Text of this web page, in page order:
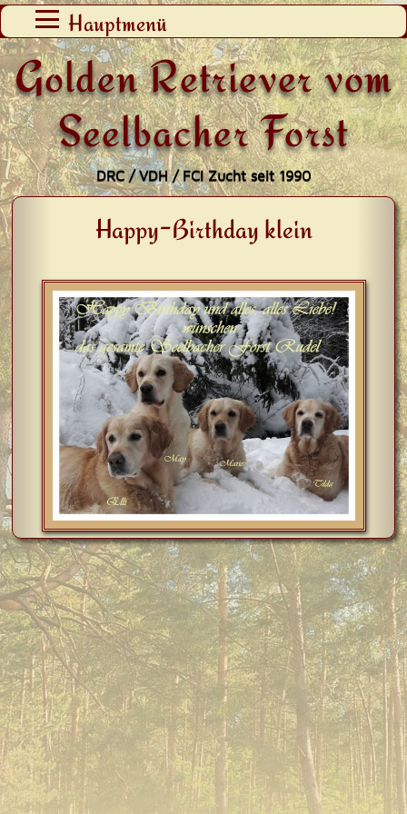
Golden Retriever vom
Seelbacher Forst
DRC / VDH / FCI Zucht seit 1990
Hauptmenü
Zum
Inhalt
springen
Happy-Birthday klein